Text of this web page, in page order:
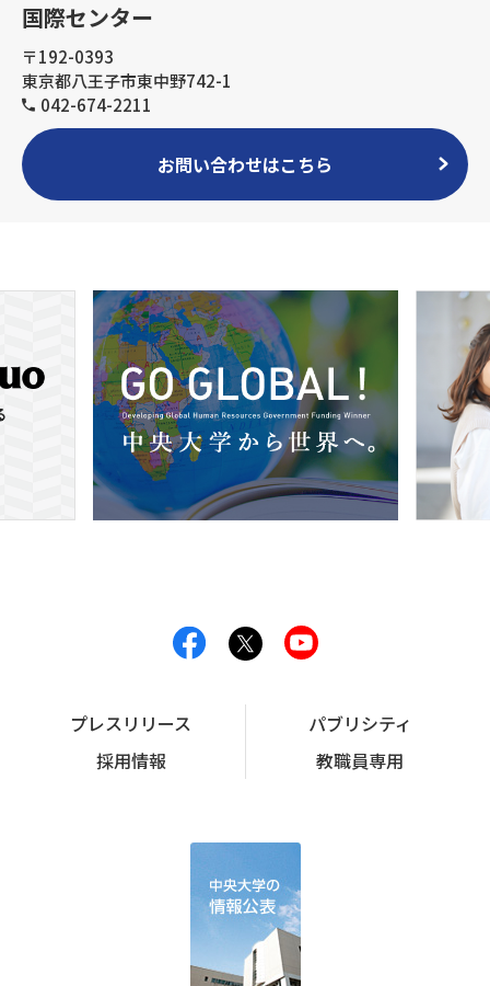
国際センター
〒192-0393
東京都八王子市東中野742-1
042-674-2211
お問い合わせはこちら
プレスリリース
パブリシティ
採用情報
教職員専用